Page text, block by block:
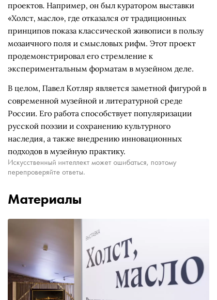
проектов. Например, он был куратором выставки
«Холст, масло», где отказался от традиционных
принципов показа классической живописи в пользу
мозаичного поля и смысловых рифм. Этот проект
продемонстрировал его стремление к
экспериментальным форматам в музейном деле.
В целом, Павел Котляр является заметной фигурой в
современной музейной и литературной среде
России. Его работа способствует популяризации
русской поэзии и сохранению культурного
наследия, а также внедрению инновационных
подходов в музейную практику.
Искусственный интеллект может ошибаться, поэтому
перепроверяйте ответы.
Материалы